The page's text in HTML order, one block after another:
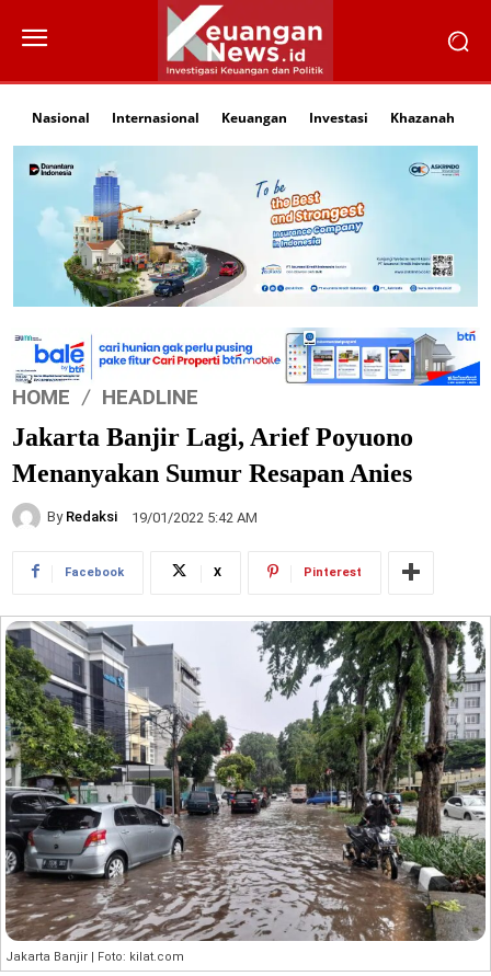
Nasional Internasional Keuangan Investasi Khazanah
HOME HEADLINE
Jakarta Banjir Lagi, Arief Poyuono
Menanyakan Sumur Resapan Anies
By Redaksi 19/01/2022 5:42 AM
Facebook X Pinterest
Jakarta Banjir | Foto: kilat.com